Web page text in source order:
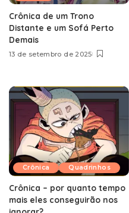
Crônica de um Trono
Distante e um Sofá Perto
Demais
13 de setembro de 2025
Crônica Quadrinhos
Crônica – por quanto tempo
mais eles conseguirão nos